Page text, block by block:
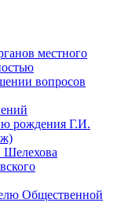
местного
вопросов
рождения Г.И.
Шелехова
Общественной